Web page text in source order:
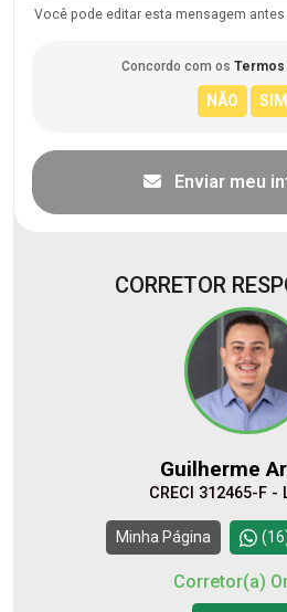
Você pode editar esta mensagem antes
Concordo com os Termos
Enviar meu
CORRETOR
Guilherme
CRECI 312465-F -
Minha Página
Corretor(a)